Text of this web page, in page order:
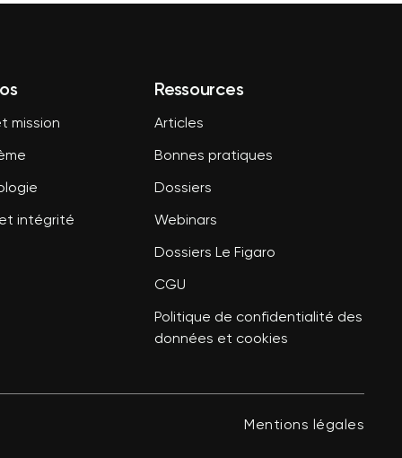
mission
intégrité
Ressources
Articles
Bonnes pratiques
Dossiers
Webinars
Dossiers Le Figaro
CGU
Politique de confidentialité des
données et cookies
Mentions légales